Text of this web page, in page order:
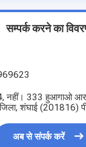
सम्पर्क करने का
नहीं। 333 हुआगाओ
शंघाई (201816)
अब से संपर्क करें